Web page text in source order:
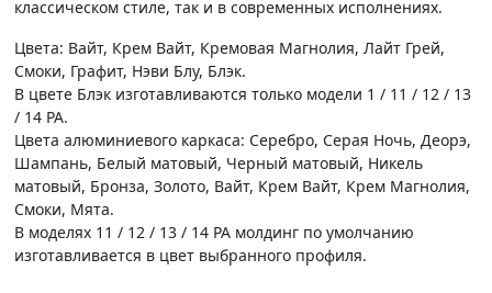
классическом стиле, так и в современных исполнениях.
Цвета: Вайт, Крем Вайт, Кремовая Магнолия, Лайт Грей,
Смоки, Графит, Нэви Блу, Блэк.
В цвете Блэк изготавливаются только модели 1 / 11 / 12 / 13
/ 14 PA.
Цвета алюминиевого каркаса: Серебро, Серая Ночь, Деорэ,
Шампань, Белый матовый, Черный матовый, Никель
матовый, Бронза, Золото, Вайт, Крем Вайт, Крем Магнолия,
Смоки, Мята.
В моделях 11 / 12 / 13 / 14 PA молдинг по умолчанию
изготавливается в цвет выбранного профиля.